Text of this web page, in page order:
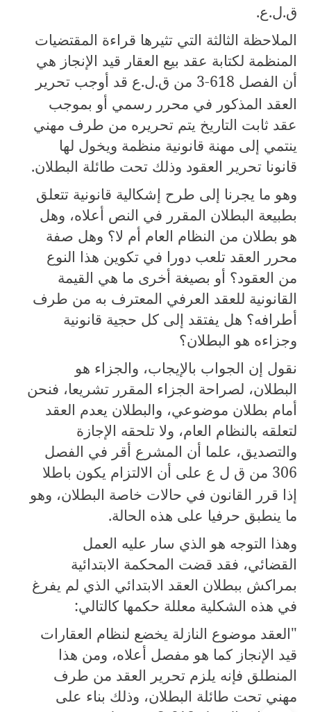
ق.ل.ع.
الملاحظة الثالثة التي تثيرها قراءة المقتضيات
المنظمة لكتابة عقد بيع العقار قيد الإنجاز هي
أن الفصل 3-618من ق.ل.ع قد أوجب تحرير
العقد المذكور في محرر رسمي أو بموجب
عقد ثابت التاريخ يتم تحريره من طرف مهني
ينتمي إلى مهنة قانونية منظمة ويخول لها
قانونا تحرير العقود وذلك تحت طائلة البطلان.
وهو ما يجرنا إلى طرح إشكالية قانونية تتعلق
بطبيعة البطلان المقرر في النص أعلاه، وهل
هو بطلان من النظام العام أم لا؟ وهل صفة
محرر العقد تلعب دورا في تكوين هذا النوع
من العقود؟ أو بصيغة أخرى ما هي القيمة
القانونية للعقد العرفي المعترف به من طرف
أطرافه؟ هل يفتقد إلى كل حجية قانونية
وجزاءه هو البطلان؟
نقول إن الجواب بالإيجاب، والجزاء هو
البطلان، لصراحة الجزاء المقرر تشريعا، فنحن
أمام بطلان موضوعي، والبطلان يعدم العقد
لتعلقه بالنظام العام، ولا تلحقه الإجازة
والتصديق، علما أن المشرع أقر في الفصل
306من ق ل ع على أن الالتزام يكون باطلا
إذا قرر القانون في حالات خاصة البطلان، وهو
ما ينطبق حرفيا على هذه الحالة.
وهذا التوجه هو الذي سار عليه العمل
القضائي، فقد قضت المحكمة الابتدائية
بمراكش ببطلان العقد الابتدائي الذي لم يفرغ
في هذه الشكلية معللة حكمها كالتالي:
"العقد موضوع النازلة يخضع لنظام العقارات
قيد الإنجاز كما هو مفصل أعلاه، ومن هذا
المنطلق فإنه يلزم تحرير العقد من طرف
مهني تحت طائلة البطلان، وذلك بناء على